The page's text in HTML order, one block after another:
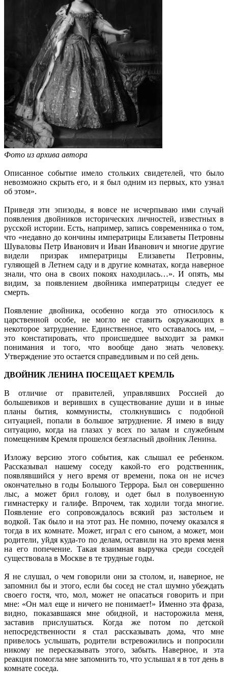
Фото из архива автора
Описанное событие имело стольких свидетелей, что было
невозможно скрыть его, и я был одним из первых, кто узнал
об этом».
Приведя эти эпизоды, я вовсе не исчерпываю ими случай
появления двойников исторических личностей, известных в
русской истории. Есть, например, запись современника о том,
что «недавно до кончины императрицы Елизаветы Петровны
Шуваловы Петр Иванович и Иван Иванович и многие другие
видели призрак императрицы Елизаветы Петровны,
гуляющей в Летнем саду и в другие комнатах, когда наверное
знали, что она в своих покоях находилась…». И опять, мы
видим, за появлением двойника императрицы следует ее
смерть.
Появление двойника, особенно когда это относилось к
царственной особе, не могло не ставить окружающих в
некоторое затруднение. Единственное, что оставалось им, –
это констатировать, что происшедшее выходит за рамки
понимания и того, что вообще дано знать человеку.
Утверждение это остается справедливым и по сей день.
ДВОЙНИК ЛЕНИНА ПОСЕЩАЕТ КРЕМЛЬ
В отличие от правителей, управлявших Россией до
большевиков и веривших в существование души и в иные
планы бытия, коммунисты, столкнувшись с подобной
ситуацией, попали в большое затруднение. Я имею в виду
ситуацию, когда на глазах у всех по залам и служебным
помещениям Кремля прошелся безгласный двойник Ленина.
Изложу версию этого события, как слышал ее ребенком.
Рассказывал нашему соседу какой-то его родственник,
появлявшийся у него время от времени, пока он не исчез
окончательно в годы Большого Террора. Был он совершенно
лыс, а может брил голову, и одет был в полувоенную
гимнастерку и галифе. Впрочем, так ходили тогда многие.
Появление его сопровождалось всякий раз застольем и
водкой. Так было и на этот раз. Не помню, почему оказался я
тогда в их комнате. Может, играл с его сыном, а может, мои
родители, уйдя куда-то по делам, оставили на это время меня
на его попечение. Такая взаимная выручка среди соседей
существовала в Москве в те трудные годы.
Я не слушал, о чем говорили они за столом, и, наверное, не
запомнил бы и этого, если бы сосед не стал шумно убеждать
своего гостя, что, мол, может не опасаться говорить и при
мне: «Он мал еще и ничего не понимает!» Именно эта фраза,
видно, показавшаяся мне обидной, и насторожила меня,
заставив прислушаться. Когда же потом по детской
непосредственности я стал рассказывать дома, что мне
привелось услышать, родители встревожились и попросили
никому не пересказывать этого, забыть. Наверное, и эта
реакция помогла мне запомнить то, что услышал я в тот день в
комнате соседа.